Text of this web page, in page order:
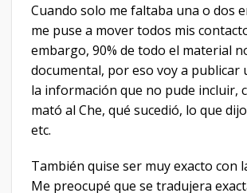
Cuando solo me faltaba una o dos
me puse a mover todos mis
embargo, 90% de todo el material
documental, por eso voy a publicar
la información que no pude incluir,
mató al Che, qué sucedió, lo que
etc.
También quise ser muy exacto con
Me preocupé que se tradujera